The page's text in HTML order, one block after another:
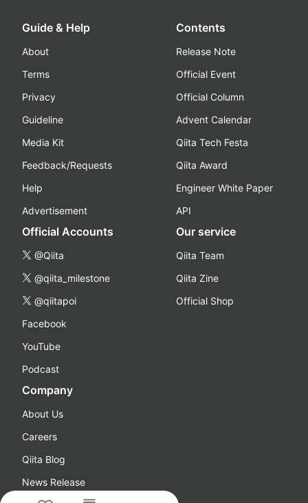
Guide & Help
About
Terms
Privacy
Guideline
Media Kit
Feedback/Requests
Help
Advertisement
Contents
Release Note
Official Event
Official Column
Advent Calendar
Qiita Tech Festa
Qiita Award
Engineer White Paper
API
Official Accounts
@Qiita
@qiita_milestone
@qiitapoi
Facebook
YouTube
Podcast
Our service
Qiita Team
Qiita Zine
Official Shop
Company
About Us
Careers
Qiita Blog
News Release